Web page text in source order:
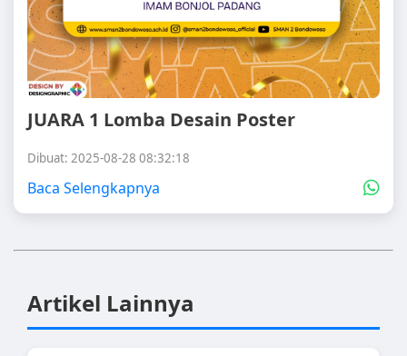
JUARA 1 Lomba Desain Poster
Dibuat: 2025-08-28 08:32:18
Baca Selengkapnya
Artikel Lainnya